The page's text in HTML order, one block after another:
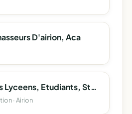
D'airion, Aca
Association Des Lyceens, Etudiants, Stagiaires, Et Apprentis D'airion
· Airion